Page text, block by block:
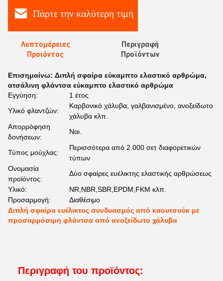
Πάρτε την καλύτερη τιμή
Λεπτομέρειες
Προιόντος
Περιγραφή
Προϊόντων
Επισημαίνω: Διπλή σφαίρα εύκαμπτο ελαστικό αρθρώμα,
ατσάλινη φλάντσα εύκαμπτο ελαστικό αρθρώμα
Εγγύηση:
1 έτος
Υλικό φλαντζών:
Καρβονικό χάλυβα, γαλβανισμένο, ανοξείδωτο
χάλυβα κλπ.
Απορρόφηση
δονήσεων:
Ναι.
Τύπος μούχλας:
Περισσότερα από 2.000 σετ διαφορετικών
τύπων
Ονομασία
προϊόντος:
Δύο σφαίρες ευέλικτης ελαστικής αρθρώσεως
Υλικό:
NR,NBR,SBR,EPDM,FKM κλπ.
Προσαρμογή:
Διαθέσιμο
Διπλή σφαίρα ευέλικτος συνδυασμός από καουτσούκ με
προσαρμόσιμη φλάντσα από ανοξείδωτο χάλυβα
Περιγραφή του προϊόντος: